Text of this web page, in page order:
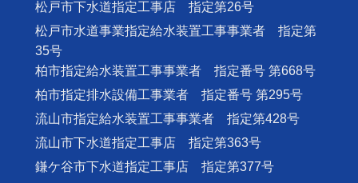
松戸市下水道指定工事店 指定第26号
松戸市水道事業指定給水装置工事事業者 指定第
35号
柏市指定給水装置工事事業者 指定番号 第668号
柏市指定排水設備工事業者 指定番号 第295号
流山市指定給水装置工事事業者 指定第428号
流山市下水道指定工事店 指定第363号
鎌ケ谷市下水道指定工事店 指定第377号